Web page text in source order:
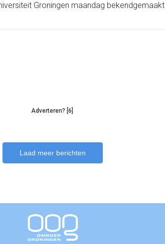
Groningen maandag
Adverteren? [6]
Laad meer berichten